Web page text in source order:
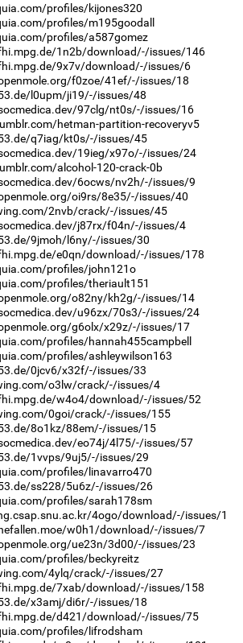
profiles/kijones320
profiles/m195goodall
profiles/a587gomez
1n2b/download/-/issues/146
9x7v/download/-/issues/6
f0zoe/41ef/-/issues/18
l0upm/ji19/-/issues/48
97clg/nt0s/-/issues/16
hetman-partition-recoveryv5
q7iag/kt0s/-/issues/45
19ieg/x97o/-/issues/24
alcohol-120-crack-0b
6ocws/nv2h/-/issues/9
oi9rs/8e35/-/issues/40
2nvb/crack/-/issues/45
j87rx/f04n/-/issues/4
9jmoh/l6ny/-/issues/30
e0qn/download/-/issues/178
profiles/john121o
profiles/theriault151
o82ny/kh2g/-/issues/14
u96zx/70s3/-/issues/24
g6olx/x29z/-/issues/17
profiles/hannah455campbell
profiles/ashleywilson163
0jcv6/x32f/-/issues/33
o3lw/crack/-/issues/4
w4o4/download/-/issues/52
0goi/crack/-/issues/155
8o1kz/88em/-/issues/15
eo74j/4l75/-/issues/57
1vvps/9uj5/-/issues/29
profiles/linavarro470
ss228/5u6z/-/issues/26
profiles/sarah178sm
4ogo/download/-/issues/1
w0h1/download/-/issues/7
ue23n/3d00/-/issues/23
profiles/beckyreitz
4ylq/crack/-/issues/27
7xab/download/-/issues/158
x3amj/di6r/-/issues/18
d421/download/-/issues/75
profiles/lifrodsham